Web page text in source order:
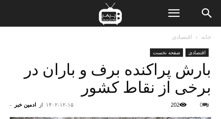
خانه اقتصادی
اقتصادی صفحه نخست
بارش پراکنده برف و باران در
برخی از نقاط کشور
از ادمین خبر - ۱۴۰۲-۱۲-۱۵ 0
202